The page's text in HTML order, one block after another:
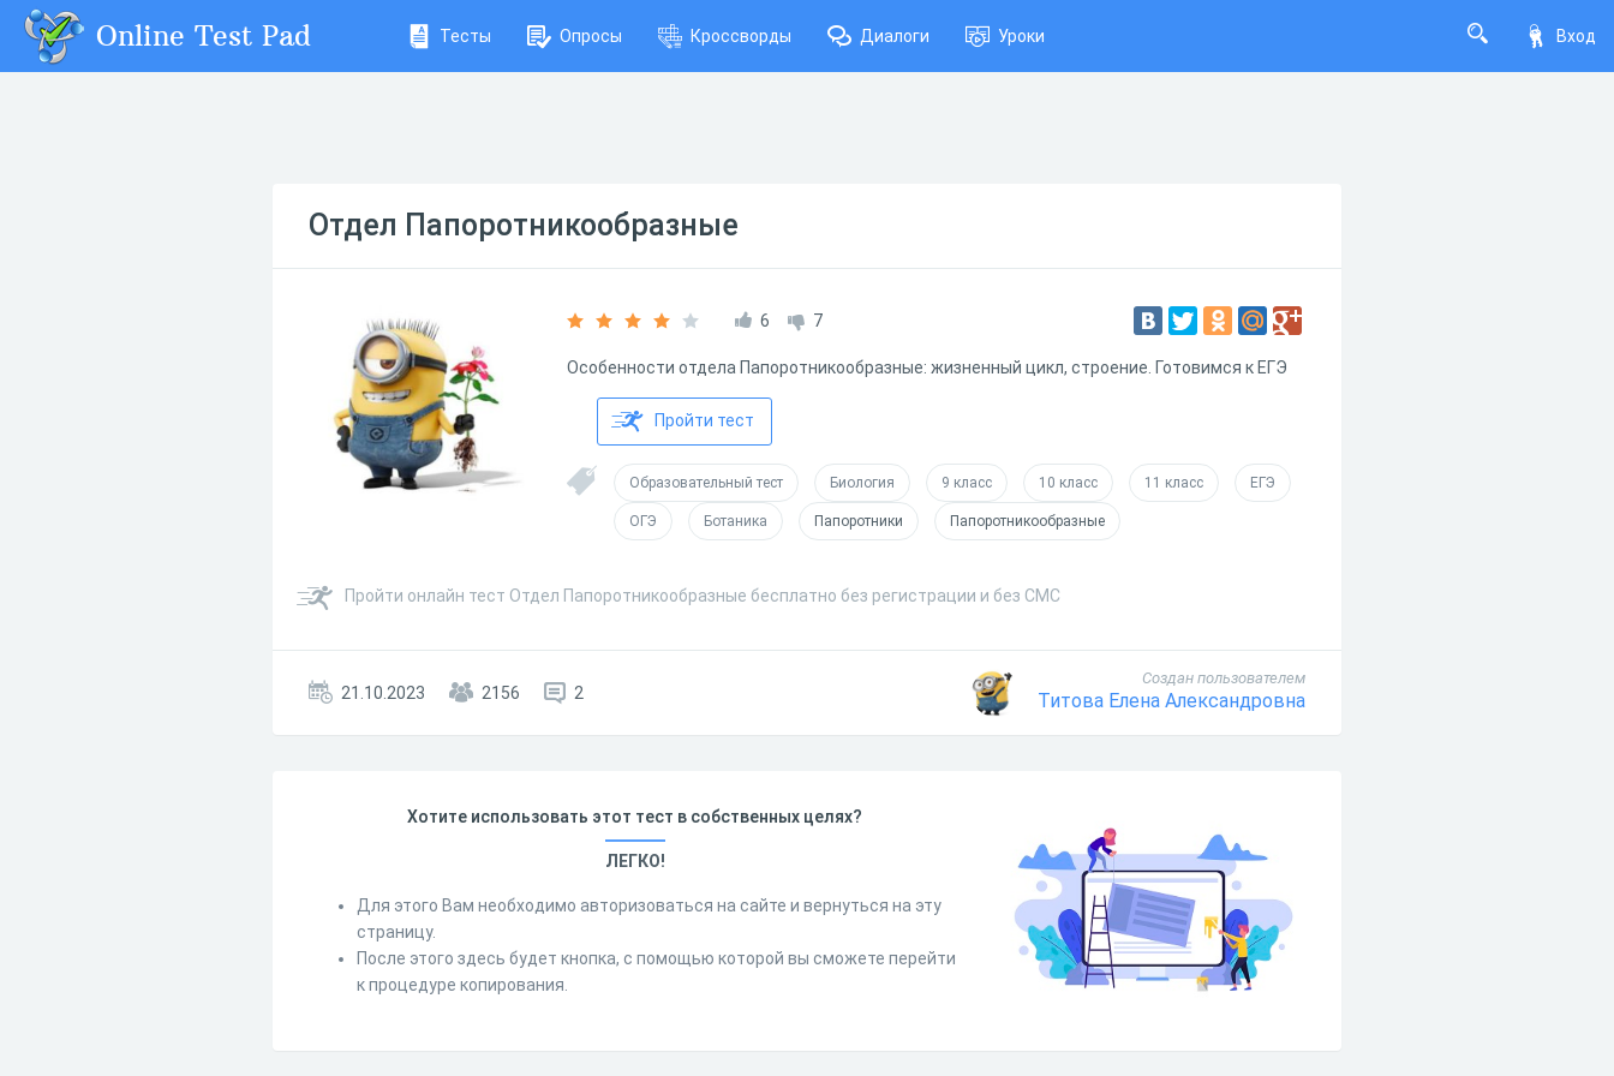
Вход
Online Test Pad Тесты Опросы Кроссворды Диалоги Уроки
Отдел Папоротникообразные
6 7
Особенности отдела Папоротникообразные: жизненный цикл, строение. Готовимся к ЕГЭ
Пройти тест
Образовательный тест Биология 9 класс 10 класс 11 класс ЕГЭ
ОГЭ Ботаника Папоротники Папоротникообразные
Пройти онлайн тест Отдел Папоротникообразные бесплатно без регистрации и без СМС
21.10.2023 2156 2
Создан пользователем
Титова Елена Александровна
Хотите использовать этот тест в собственных целях?
ЛЕГКО!
Для этого Вам необходимо авторизоваться на сайте и вернуться на эту
страницу.
После этого здесь будет кнопка, с помощью которой вы сможете перейти
к процедуре копирования.